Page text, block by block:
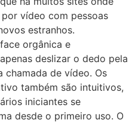
vídeo com pessoas
estranhos.
orgânica e
deslizar o dedo pela
chamada de vídeo. Os
também são intuitivos,
iniciantes se
desde o primeiro uso. O